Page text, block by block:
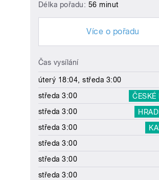
Délka pořadu: 56 minut
Více o pořadu
Čas vysílání
úterý 18:04, středa 3:00
středa 3:00
ČESKÉ
středa 3:00
středa 3:00
středa 3:00
středa 3:00
středa 3:00